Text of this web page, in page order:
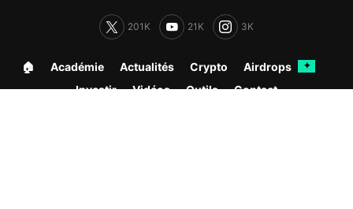
201K 21K 3K
🏠︎ Académie Actualités Crypto Airdrops ✦
Investir Vidéos Outils Contact